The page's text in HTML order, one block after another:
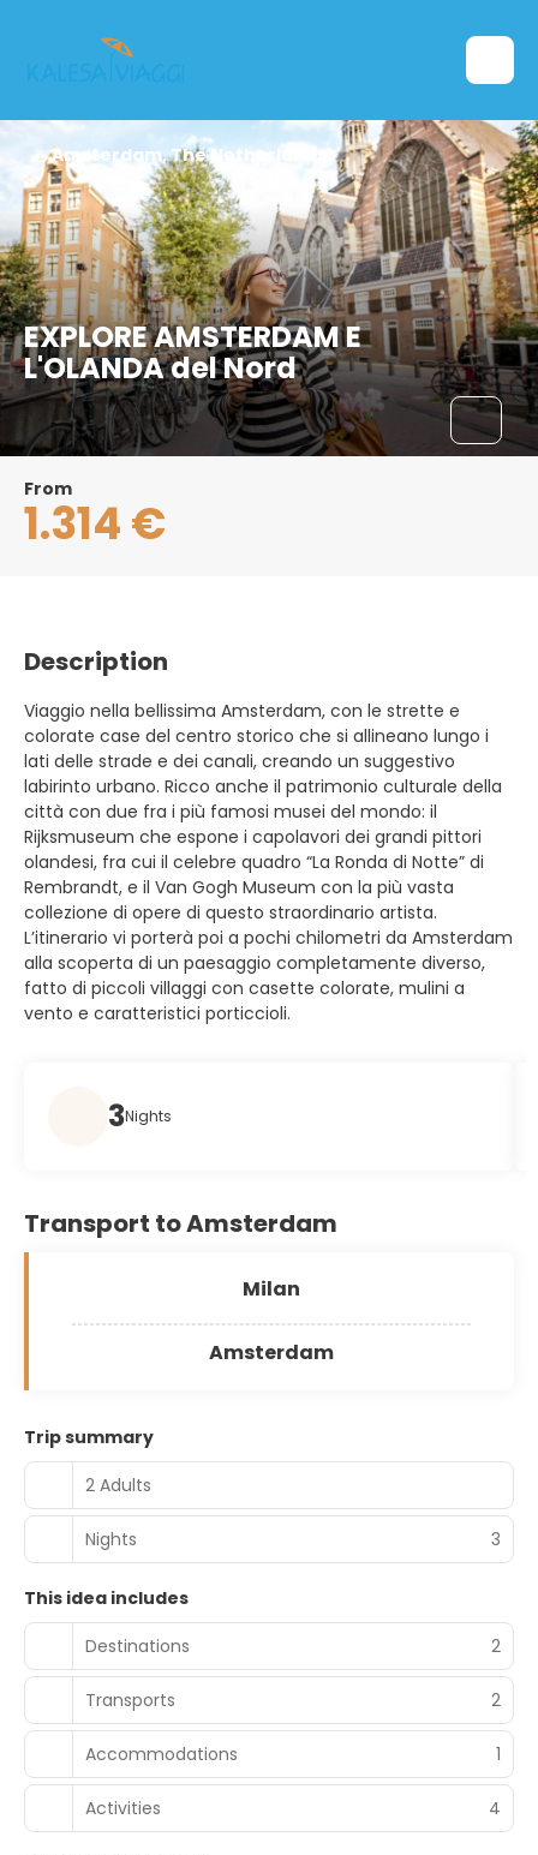
EXPLORE AMSTERDAM E
L'OLANDA del Nord
Amsterdam, The Netherlands
From
1.314 €
Description
Viaggio nella bellissima Amsterdam, con le strette e
colorate case del centro storico che si allineano lungo i
lati delle strade e dei canali, creando un suggestivo
labirinto urbano. Ricco anche il patrimonio culturale della
città con due fra i più famosi musei del mondo: il
Rijksmuseum che espone i capolavori dei grandi pittori
olandesi, fra cui il celebre quadro “La Ronda di Notte” di
Rembrandt, e il Van Gogh Museum con la più vasta
collezione di opere di questo straordinario artista.
L’itinerario vi porterà poi a pochi chilometri da Amsterdam
alla scoperta di un paesaggio completamente diverso,
fatto di piccoli villaggi con casette colorate, mulini a
vento e caratteristici porticcioli.
3Nights
Transport to Amsterdam
Milan
Amsterdam
Trip summary
2 Adults
Nights 3
This idea includes
Destinations
2
Transports 2
Accommodations 1
Activities 4